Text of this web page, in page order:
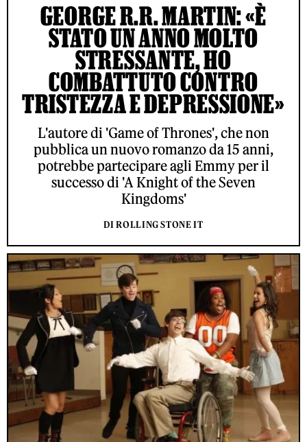
GEORGE R.R. MARTIN: «È
STATO UN ANNO MOLTO
STRESSANTE, HO
COMBATTUTO CONTRO
TRISTEZZA E DEPRESSIONE»
L'autore di 'Game of Thrones', che non
pubblica un nuovo romanzo da 15 anni,
potrebbe partecipare agli Emmy per il
successo di 'A Knight of the Seven
Kingdoms'
DI ROLLING STONE IT